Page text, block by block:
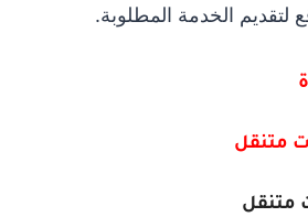
لتقديم الخدمة المطلوبة.
متنقل
متنقل